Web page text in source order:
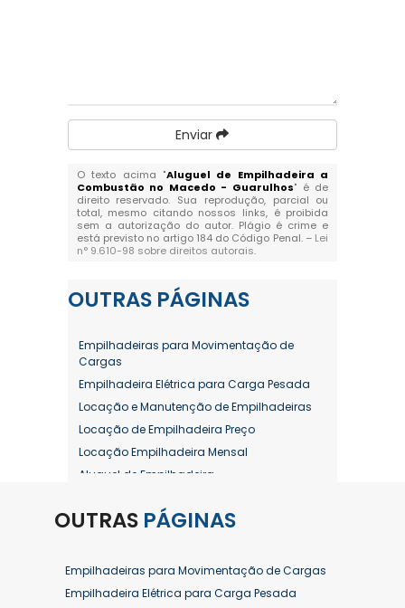
Enviar
O texto acima "Aluguel de Empilhadeira a
Combustão no Macedo - Guarulhos" é de
direito reservado. Sua reprodução, parcial ou
total, mesmo citando nossos links, é proibida
sem a autorização do autor. Plágio é crime e
está previsto no artigo 184 do Código Penal. – Lei
n° 9.610-98 sobre direitos autorais.
OUTRAS PÁGINAS
Empilhadeiras para Movimentação de
Cargas
Empilhadeira Elétrica para Carga Pesada
Locação e Manutenção de Empilhadeiras
Locação de Empilhadeira Preço
Locação Empilhadeira Mensal
Aluguel de Empilhadeira
Aluguel de Empilhadeira Diária Valor
Aluguel de Empilhadeira Elétrica Preço
Aluguel de Empilhadeira Mensal
OUTRAS PÁGINAS
Empilhadeiras para Movimentação de Cargas
Empilhadeira Elétrica para Carga Pesada